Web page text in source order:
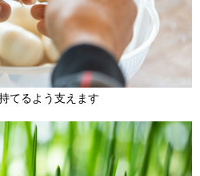
てるよう支えます